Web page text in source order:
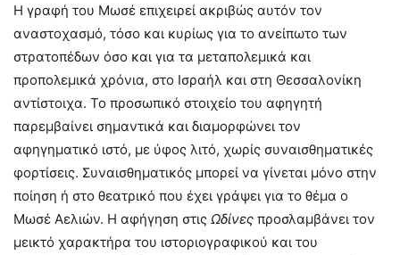
Η γραφή του Μωσέ επιχειρεί ακριβώς αυτόν τον
αναστοχασμό, τόσο και κυρίως για το ανείπωτο των
στρατοπέδων όσο και για τα μεταπολεμικά και
προπολεμικά χρόνια, στο Ισραήλ και στη Θεσσαλονίκη
αντίστοιχα. Το προσωπικό στοιχείο του αφηγητή
παρεμβαίνει σημαντικά και διαμορφώνει τον
αφηγηματικό ιστό, με ύφος λιτό, χωρίς συναισθηματικές
φορτίσεις. Συναισθηματικός μπορεί να γίνεται μόνο στην
ποίηση ή στο θεατρικό που έχει γράψει για το θέμα ο
Μωσέ Αελιών. Η αφήγηση στις Ωδίνες προσλαμβάνει τον
μεικτό χαρακτήρα του ιστοριογραφικού και του